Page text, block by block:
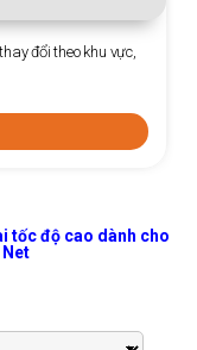
đổi theo khu vực,
tốc độ cao dành cho